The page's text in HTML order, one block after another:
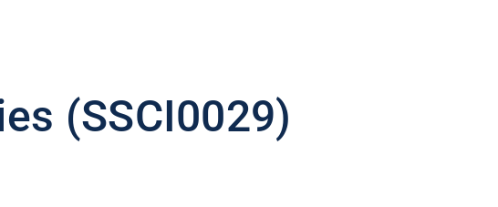
(SSCI0029)